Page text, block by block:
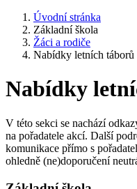
Úvodní stránka
Základní škola
Žáci a rodiče
Nabídky letních táborů
Nabídky
V této sekci se nachází
na pořadatele akcí. Další
komunikace přímo s
ohledně (ne)doporučení